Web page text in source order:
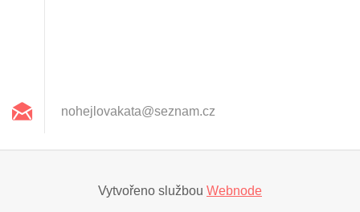
nohejlovakata@seznam.cz
Vytvořeno službou Webnode